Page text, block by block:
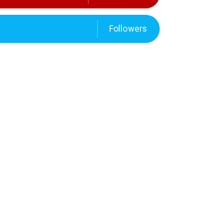
Followers